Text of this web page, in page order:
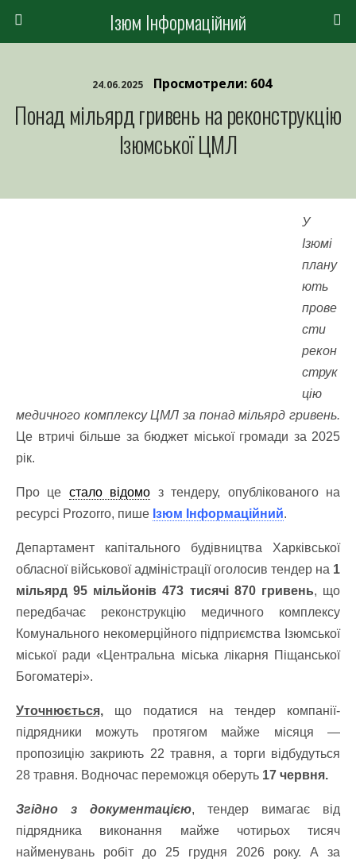
Ізюм Інформаційний
24.06.2025 Просмотрели: 604
Понад мільярд гривень на реконструкцію
Ізюмської ЦМЛ
У
Ізюмі
плану
ють
прове
сти
рекон
струк
цію
медичного комплексу ЦМЛ за понад мільярд гривень.
Це втричі більше за бюджет міської громади за 2025
рік.
Про це стало відомо з тендеру, опублікованого на
ресурсі Prozorro, пише Ізюм Інформаційний.
Департамент капітального будівництва Харківської
обласної військової адміністрації оголосив тендер на 1
мільярд 95 мільйонів 473 тисячі 870 гривень, що
передбачає реконструкцію медичного комплексу
Комунального некомерційного підприємства Ізюмської
міської ради «Центральна міська лікарня Піщанської
Богоматері».
Уточнюється, що податися на тендер компанії-
підрядники можуть протягом майже місяця —
пропозицію закриють 22 травня, а торги відбудуться
28 травня. Водночас переможця оберуть 17 червня.
Згідно з документацією, тендер вимагає від
підрядника виконання майже чотирьох тисяч
найменувань робіт до 25 грудня 2026 року. А за